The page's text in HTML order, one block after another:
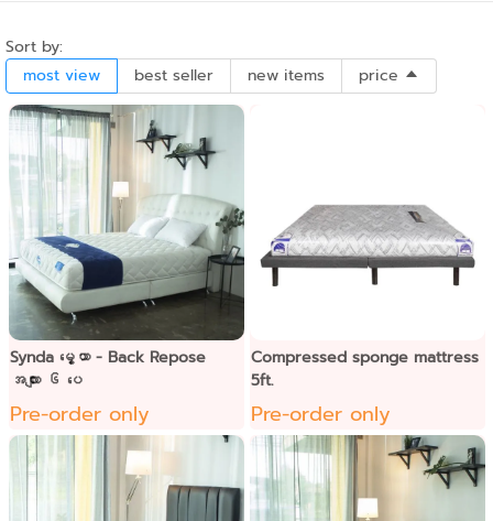
Sort by:
most view
best seller new items price
Synda မွေ့ယာ - Back Repose
အလျား ၆ ပေ
Pre-order only
Compressed sponge mattress
5ft.
Pre-order only